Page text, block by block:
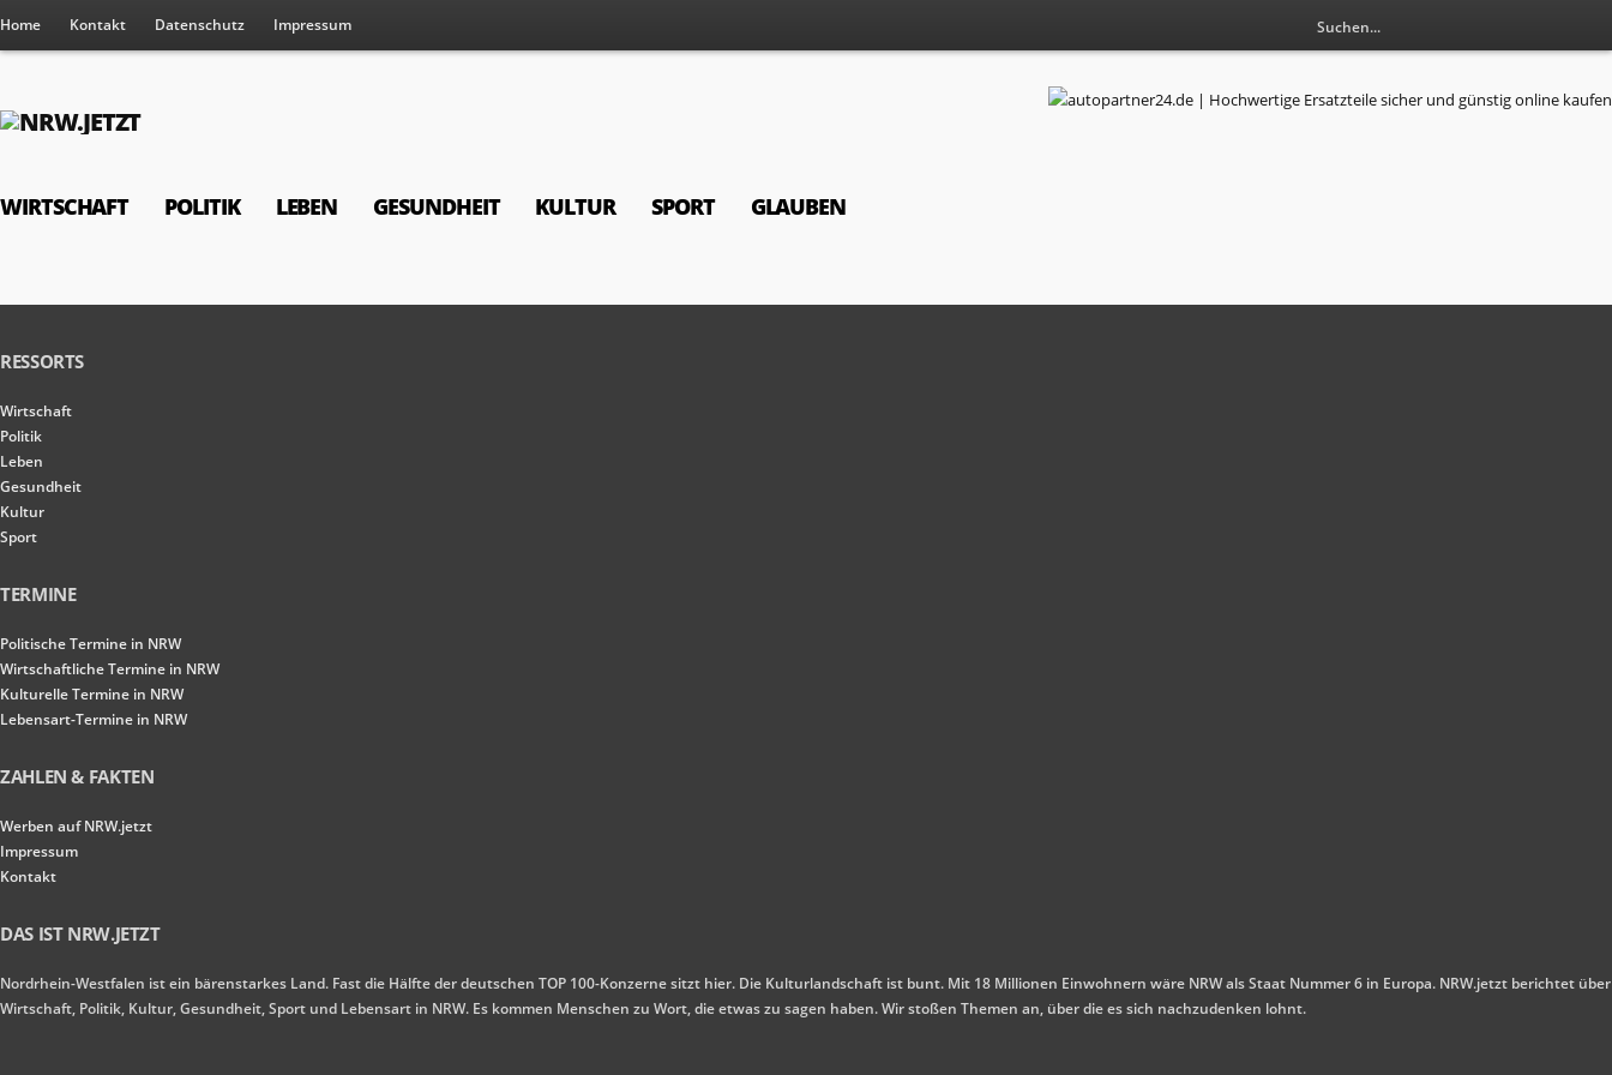
Home Kontakt Datenschutz Impressum
WIRTSCHAFT POLITIK LEBEN GESUNDHEIT KULTUR SPORT GLAUBEN
RESSORTS
Wirtschaft
Politik
Leben
Gesundheit
Kultur
Sport
TERMINE
Politische Termine in NRW
Wirtschaftliche Termine in NRW
Kulturelle Termine in NRW
Lebensart-Termine in NRW
ZAHLEN & FAKTEN
Werben auf NRW.jetzt
Impressum
Kontakt
DAS IST NRW.JETZT
Nordrhein-Westfalen ist ein bärenstarkes Land. Fast die Hälfte der deutschen TOP 100-Konzerne sitzt hier. Die Kulturlandschaft ist bunt. Mit 18 Millionen Einwohnern wäre NRW als Staat Nummer 6 in Europa. NRW.jetzt berichtet über
Wirtschaft, Politik, Kultur, Gesundheit, Sport und Lebensart in NRW. Es kommen Menschen zu Wort, die etwas zu sagen haben. Wir stoßen Themen an, über die es sich nachzudenken lohnt.